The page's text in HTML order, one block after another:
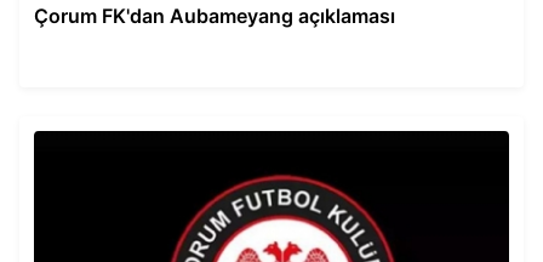
Çorum FK'dan Aubameyang açıklaması